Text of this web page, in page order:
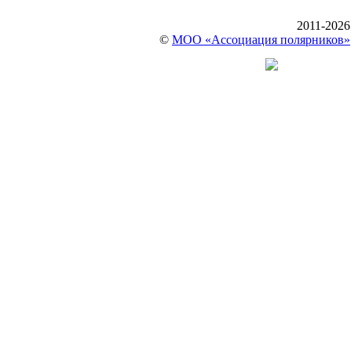
2011-2026
© МОО «Ассоциация полярников»